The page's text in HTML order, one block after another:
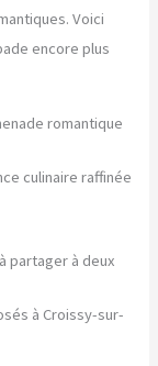
Voici
encore plus
romantique
culinaire raffinée
partager à deux
à Croissy-sur-